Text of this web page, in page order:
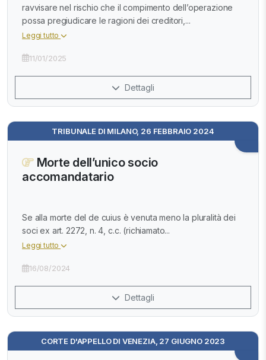
ravvisare nel rischio che il compimento dell’operazione
possa pregiudicare le ragioni dei creditori,...
Leggi tutto
11/01/2025
Dettagli
TRIBUNALE DI MILANO, 26 FEBBRAIO 2024
Morte dell’unico socio
accomandatario
Se alla morte del de cuius è venuta meno la pluralità dei
soci ex art. 2272, n. 4, c.c. (richiamato...
Leggi tutto
16/08/2024
Dettagli
CORTE D'APPELLO DI VENEZIA, 27 GIUGNO 2023